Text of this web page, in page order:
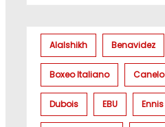
Alalshikh Benavidez
Boxeo Italiano Canelo
Dubois EBU Ennis